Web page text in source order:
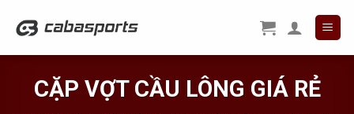
CẶP VỢT CẦU LÔNG GIÁ RẺ